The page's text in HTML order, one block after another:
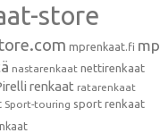
store
mprenkaat.fi mp
nastarenkaat nettirenkaat
renkaat ratarenkaat
Sport-touring sport renkaat